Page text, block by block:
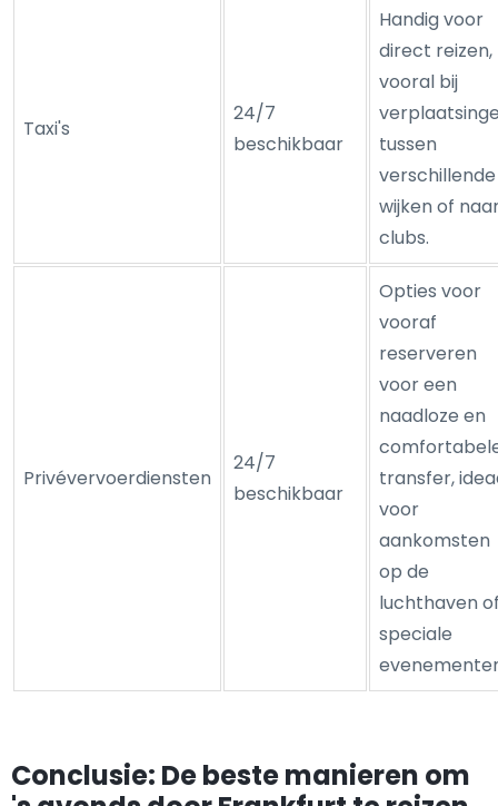
Taxi's
24/7
beschikbaar
Handig voor
direct reizen,
vooral bij
tussen
verschillende
wijken of
clubs.
Privévervoerdiensten
24/7
beschikbaar
Opties voor
vooraf
reserveren
voor een
naadloze en
transfer,
voor
aankomsten
op de
luchthaven
speciale
Conclusie: De beste manieren om